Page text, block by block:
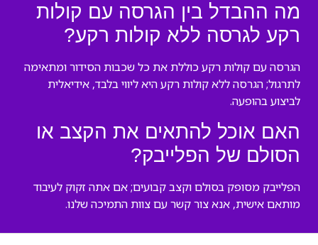
מה ההבדל בין הגרסה עם קולות
רקע לגרסה ללא קולות רקע?
הגרסה עם קולות רקע כוללת את כל שכבות הסידור ומתאימה
לתרגול; הגרסה ללא קולות רקע היא ליווי בלבד, אידיאלית
לביצוע בהופעה.
האם אוכל להתאים את הקצב או
הסולם של הפלייבק?
הפלייבק מסופק בסולם וקצב קבועים; אם אתה זקוק לעיבוד
מותאם אישית, אנא צור קשר עם צוות התמיכה שלנו.